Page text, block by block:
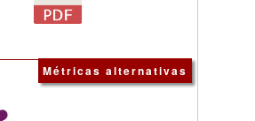
Métricas alternativas